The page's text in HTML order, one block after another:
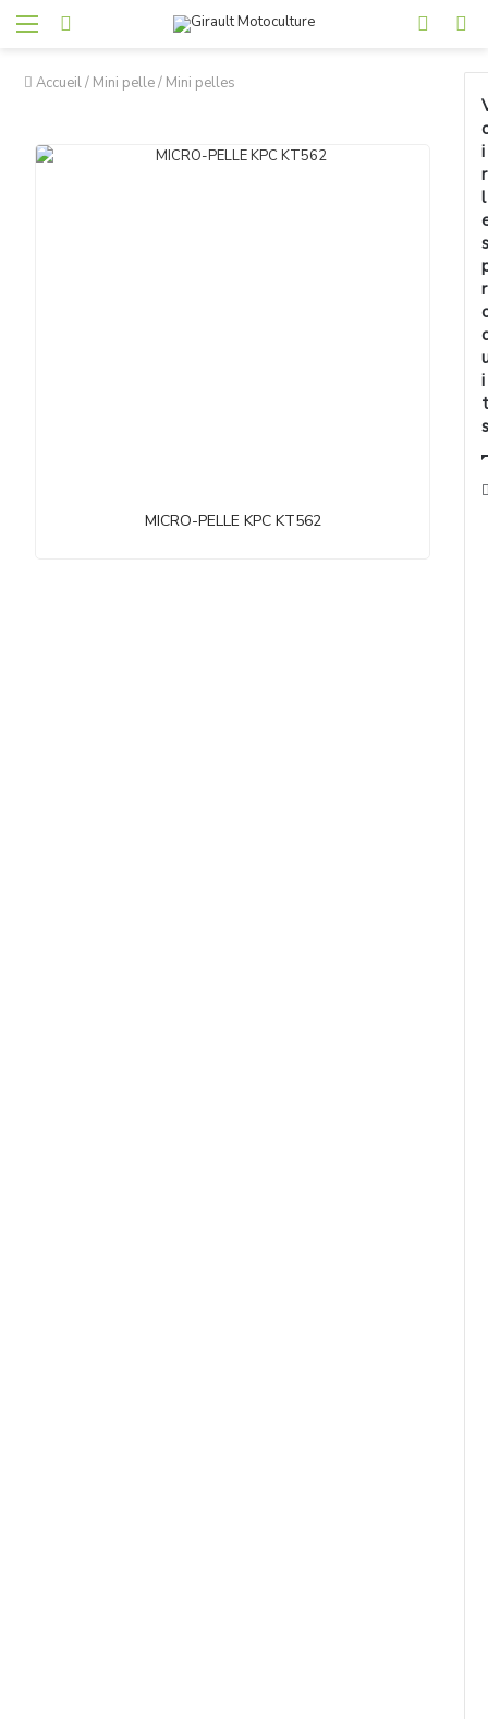
Accueil/ Mini pelle/ Mini pelles
MICRO-PELLE KPC KT562
i
r
l
s
r
i
t
s